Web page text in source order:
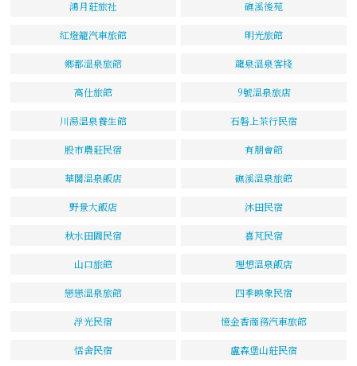
鴻月莊旅社 礁溪後苑
紅燈籠汽車旅館 明光旅館
鄉都溫泉旅館 龍泉溫泉客棧
高仕旅館 9號溫泉旅店
川湯溫泉養生館 石磐上茶行民宿
股市農莊民宿 有朋會館
華閣溫泉飯店 礁溪溫泉旅館
野景大飯店 沐田民宿
秋水田園民宿 喜芃民宿
山口旅館 理想溫泉飯店
戀戀溫泉旅館 四季映象民宿
浮光民宿 憶金香商務汽車旅館
恬舍民宿 盧森堡山莊民宿